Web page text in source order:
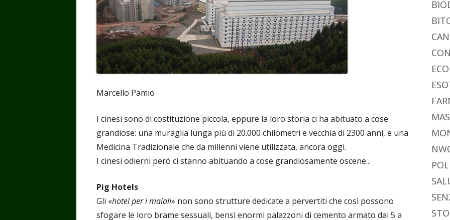
Marcello Pamio
I cinesi sono di costituzione piccola, eppure la loro storia ci ha abituato a cose
grandiose: una muraglia lunga più di 20.000 chilometri e vecchia di 2300 anni, e una
Medicina Tradizionale che da millenni viene utilizzata, ancora oggi.
I cinesi odierni però ci stanno abituando a cose grandiosamente oscene...
Pig Hotels
Gli «hotel per i maiali» non sono strutture dedicate a pervertiti che così possono
sfogare le loro brame sessuali, bensì enormi palazzoni di cemento armato dai 5 a